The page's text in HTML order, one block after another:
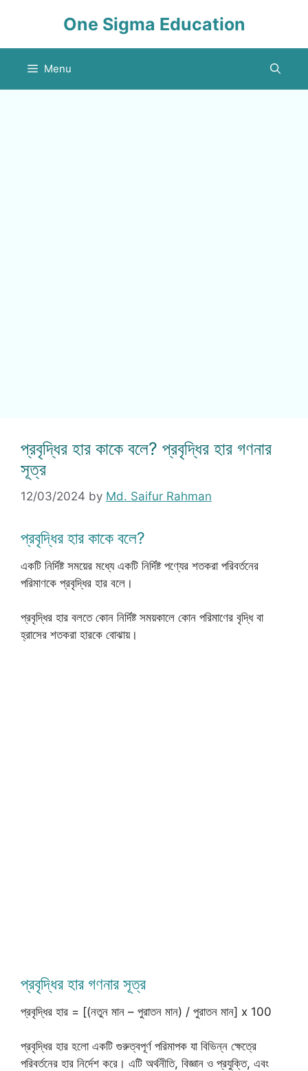
One Sigma Education
Menu
প্রবৃদ্ধির হার কাকে বলে? প্রবৃদ্ধির হার গণনার
সূত্র
12/03/2024 by Md. Saifur Rahman
প্রবৃদ্ধির হার কাকে বলে?
একটি নির্দিষ্ট সময়ের মধ্যে একটি নির্দিষ্ট পণ্যের শতকরা পরিবর্তনের
পরিমাণকে প্রবৃদ্ধির হার বলে।
প্রবৃদ্ধির হার বলতে কোন নির্দিষ্ট সময়কালে কোন পরিমাণের বৃদ্ধি বা
হ্রাসের শতকরা হারকে বোঝায়।
প্রবৃদ্ধির হার গণনার সূত্র
প্রবৃদ্ধির হার = [(নতুন মান – পুরাতন মান) / পুরাতন মান] x 100
প্রবৃদ্ধির হার হলো একটি গুরুত্বপূর্ণ পরিমাপক যা বিভিন্ন ক্ষেত্রে
পরিবর্তনের হার নির্দেশ করে। এটি অর্থনীতি, বিজ্ঞান ও প্রযুক্তি, এবং